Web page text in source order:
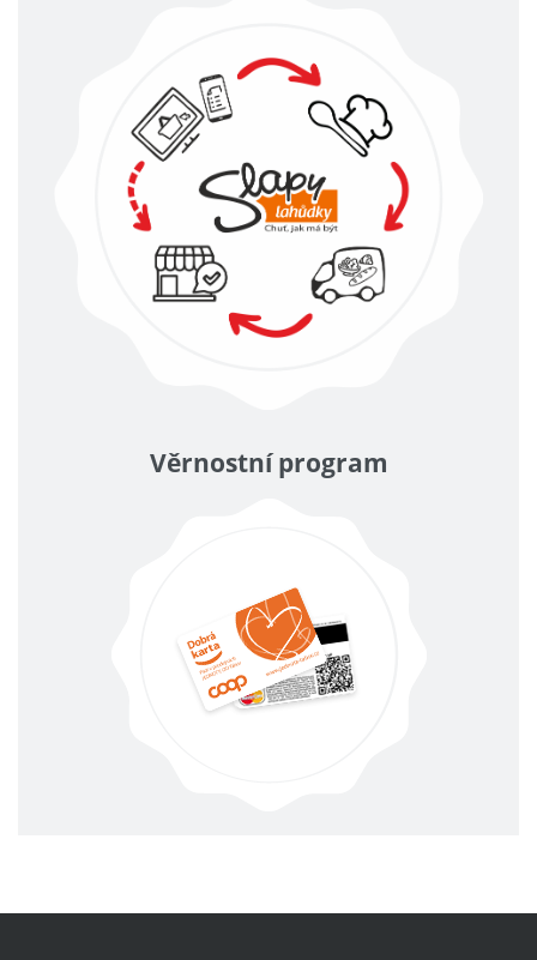
Věrnostní program